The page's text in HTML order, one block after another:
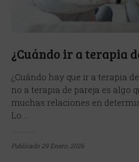
¿Cuándo ir a terapia
¿Cuándo hay que ir a terapia
no a terapia de pareja es algo
muchas relaciones en
Lo...
Publicado 29 Enero, 2026